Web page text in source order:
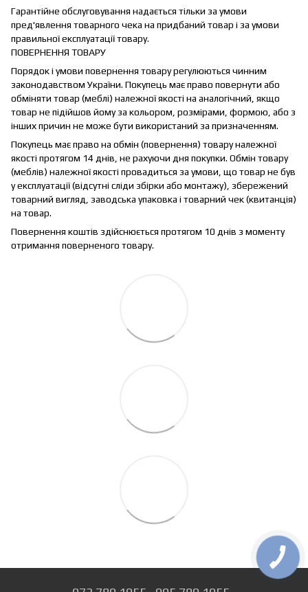
Гарантійне обслуговування надається тільки за умови
пред'явлення товарного чека на придбаний товар і за умови
правильної експлуатації товару.
ПОВЕРНЕННЯ ТОВАРУ
Порядок і умови повернення товару регулюються чинним
законодавством України. Покупець має право повернути або
обміняти товар (меблі) належної якості на аналогічний, якщо
товар не підійшов йому за кольором, розмірами, формою, або з
інших причин не може бути використаний за призначенням.
Покупець має право на обмін (повернення) товару належної
якості протягом 14 днів, не рахуючи дня покупки. Обмін товару
(меблів) належної якості провадиться за умови, що товар не був
у експлуатації (відсутні сліди збірки або монтажу), збережений
товарний вигляд, заводська упаковка і товарний чек (квитанція)
на товар.
Повернення коштів здійснюється протягом 10 днів з моменту
отримання поверненого товару.